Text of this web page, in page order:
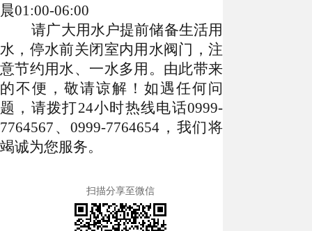
晨01:00-06:00
请广大用水户提前储备生活用
水，停水前关闭室内用水阀门，注
意节约用水、一水多用。由此带来
的不便，敬请谅解！如遇任何问
题，请拨打24小时热线电话0999-
7764567、0999-7764654，我们将
竭诚为您服务。
扫描分享至微信